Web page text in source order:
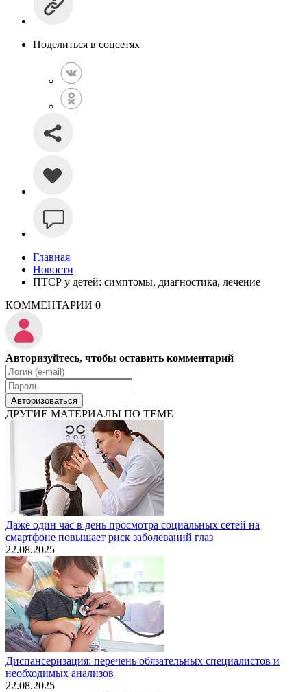
Поделиться в соцсетях
Главная
Новости
ПТСР у детей: симптомы, диагностика, лечение
КОММЕНТАРИИ 0
Авторизуйтесь, чтобы оставить комментарий
Авторизоваться
ДРУГИЕ МАТЕРИАЛЫ ПО ТЕМЕ
Даже один час в день просмотра социальных сетей на
смартфоне повышает риск заболеваний глаз
22.08.2025
Диспансеризация: перечень обязательных специалистов и
необходимых анализов
22.08.2025